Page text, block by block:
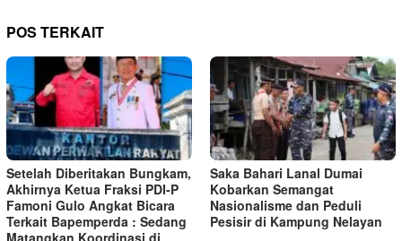
POS TERKAIT
Setelah Diberitakan Bungkam,
Akhirnya Ketua Fraksi PDI-P
Famoni Gulo Angkat Bicara
Terkait Bapemperda : Sedang
Saka Bahari Lanal Dumai
Kobarkan Semangat
Nasionalisme dan Peduli
Pesisir di Kampung Nelayan